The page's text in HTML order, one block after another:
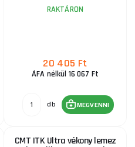
RAKTÁRON
20 405 Ft
ÁFA nélkül 16 067 Ft
db MEGVENNI
CMT ITK Ultra vékony lemez